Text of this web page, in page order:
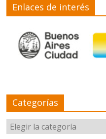
Enlaces de interés
Categorías
Categorías